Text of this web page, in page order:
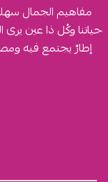
مفاهيم الجمال
حياتنا وكُل ذا عين يرى
إطارٌ يجتمع فيه